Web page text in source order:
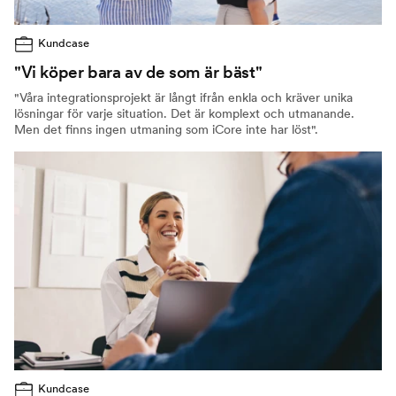
Kundcase
"Vi köper bara av de som är bäst"
"Våra integrationsprojekt är långt ifrån enkla och kräver unika
lösningar för varje situation. Det är komplext och utmanande.
Men det finns ingen utmaning som iCore inte har löst".
Kundcase